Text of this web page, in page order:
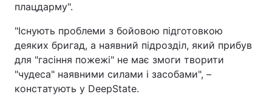
плацдарму".
"Існують проблеми з бойовою підготовкою
деяких бригад, а наявний підрозділ, який прибув
для "гасіння пожежі" не має змоги творити
"чудеса" наявними силами і засобами", –
констатують у DeepState.